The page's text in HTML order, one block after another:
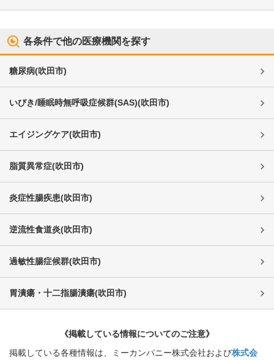
各条件で他の医療機関を探す
糖尿病(吹田市)
いびき/睡眠時無呼吸症候群(SAS)(吹田市)
エイジングケア(吹田市)
脂質異常症(吹田市)
炎症性腸疾患(吹田市)
逆流性食道炎(吹田市)
過敏性腸症候群(吹田市)
胃潰瘍・十二指腸潰瘍(吹田市)
《掲載している情報についてのご注意》
掲載している各種情報は、ミーカンパニー株式会社および株式会